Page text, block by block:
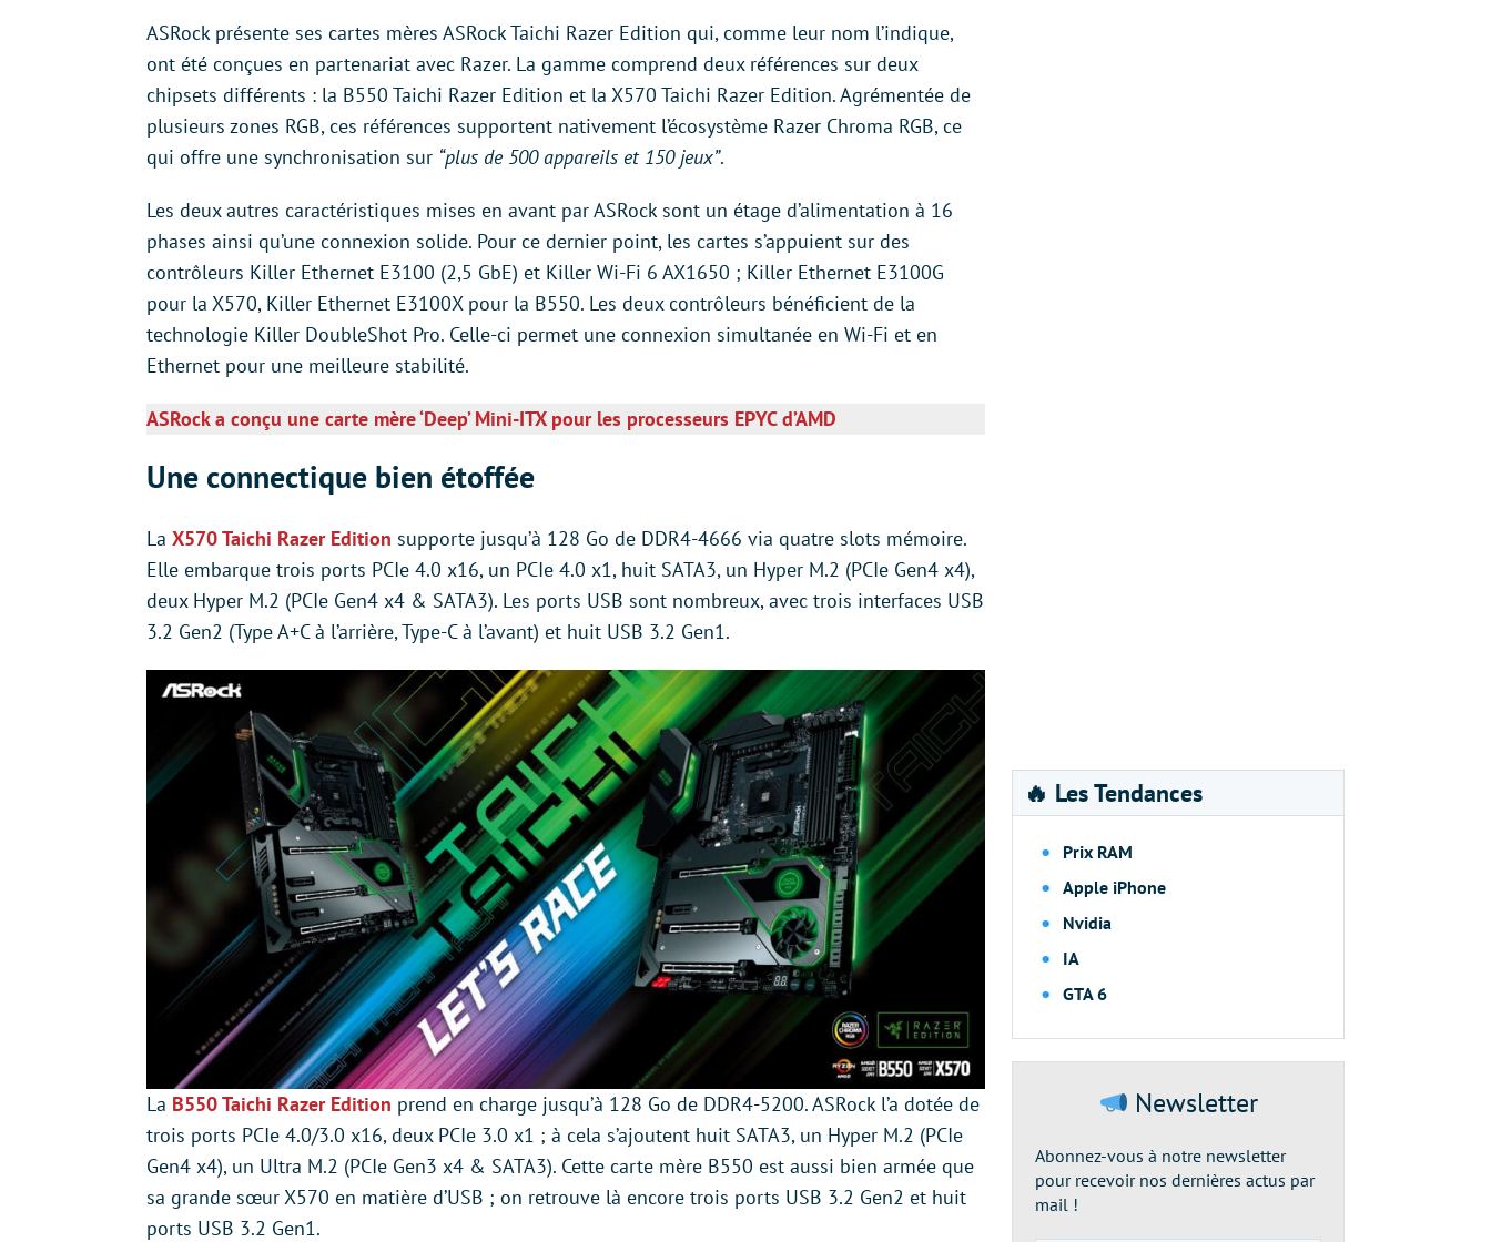
ASRock présente ses cartes mères ASRock Taichi Razer Edition qui, comme leur nom l’indique,
ont été conçues en partenariat avec Razer. La gamme comprend deux références sur deux
chipsets différents : la B550 Taichi Razer Edition et la X570 Taichi Razer Edition. Agrémentée de
plusieurs zones RGB, ces références supportent nativement l’écosystème Razer Chroma RGB, ce
qui offre une synchronisation sur “plus de 500 appareils et 150 jeux”.
Les deux autres caractéristiques mises en avant par ASRock sont un étage d’alimentation à 16
phases ainsi qu’une connexion solide. Pour ce dernier point, les cartes s’appuient sur des
contrôleurs Killer Ethernet E3100 (2,5 GbE) et Killer Wi-Fi 6 AX1650 ; Killer Ethernet E3100G
pour la X570, Killer Ethernet E3100X pour la B550. Les deux contrôleurs bénéficient de la
technologie Killer DoubleShot Pro. Celle-ci permet une connexion simultanée en Wi-Fi et en
Ethernet pour une meilleure stabilité.
ASRock a conçu une carte mère ‘Deep’ Mini-ITX pour les processeurs EPYC d’AMD
Une connectique bien étoffée
La X570 Taichi Razer Edition supporte jusqu’à 128 Go de DDR4-4666 via quatre slots mémoire.
Elle embarque trois ports PCIe 4.0 x16, un PCIe 4.0 x1, huit SATA3, un Hyper M.2 (PCIe Gen4 x4),
deux Hyper M.2 (PCIe Gen4 x4 & SATA3). Les ports USB sont nombreux, avec trois interfaces USB
3.2 Gen2 (Type A+C à l’arrière, Type-C à l’avant) et huit USB 3.2 Gen1.
La B550 Taichi Razer Edition prend en charge jusqu’à 128 Go de DDR4-5200. ASRock l’a dotée de
trois ports PCIe 4.0/3.0 x16, deux PCIe 3.0 x1 ; à cela s’ajoutent huit SATA3, un Hyper M.2 (PCIe
Gen4 x4), un Ultra M.2 (PCIe Gen3 x4 & SATA3). Cette carte mère B550 est aussi bien armée que
sa grande sœur X570 en matière d’USB ; on retrouve là encore trois ports USB 3.2 Gen2 et huit
ports USB 3.2 Gen1.
🔥 Les Tendances
Prix RAM
Apple iPhone
Nvidia
IA
GTA 6
Newsletter
Abonnez-vous à notre newsletter
pour recevoir nos dernières actus par
mail !